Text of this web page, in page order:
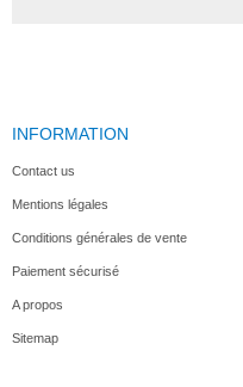
INFORMATION
Contact us
Mentions légales
Conditions générales de vente
Paiement sécurisé
A propos
Sitemap